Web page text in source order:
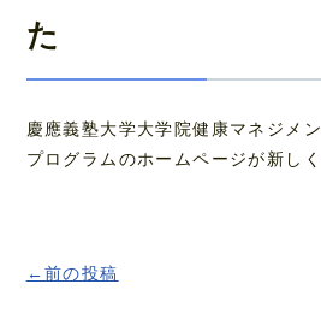
た
慶應義塾大学大学院健康マネジメ
プログラムのホームページが新し
←前の投稿